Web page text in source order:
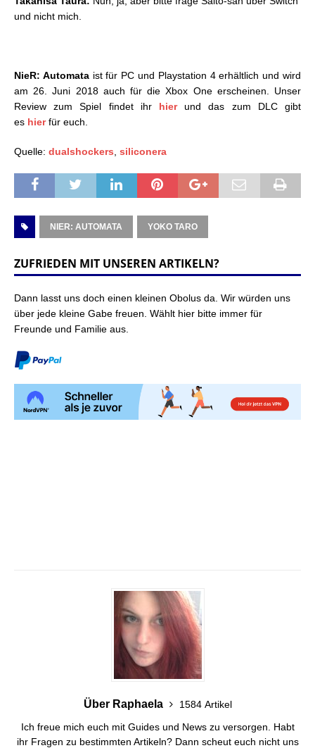
und nicht mich.
NieR: Automataist für PC und Playstation 4 erhältlich und wird
am 26. Juni 2018 auch für die Xbox One erscheinen. Unser
Review zum Spiel findet ihr hierund das zum DLC gibt
es hierfür euch.
Quelle: dualshockers, siliconera
NIER: AUTOMATA YOKO TARO
ZUFRIEDEN MIT UNSEREN ARTIKELN?
Dann lasst uns doch einen kleinen Obolus da. Wir würden uns
über jede kleine Gabe freuen. Wählt hier bitte immer für
Freunde und Familie aus.
Über Raphaela
1584 Artikel
Ich freue mich euch mit Guides und News zu versorgen. Habt
ihr Fragen zu bestimmten Artikeln? Dann scheut euch nicht uns